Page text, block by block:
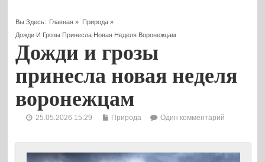
Вы Здесь: Главная » Природа»
Дожди И Грозы Принесла Новая Неделя Воронежцам
Дожди и грозы
принесла новая неделя
воронежцам
25.05.2026 15:29 Природа Один комментарий